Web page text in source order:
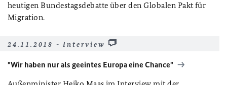
heutigen Bundestagsdebatte über den Globalen Pakt für
Migration.
24.11.2018 - Interview
"Wir haben nur als geeintes Europa eine Chance"